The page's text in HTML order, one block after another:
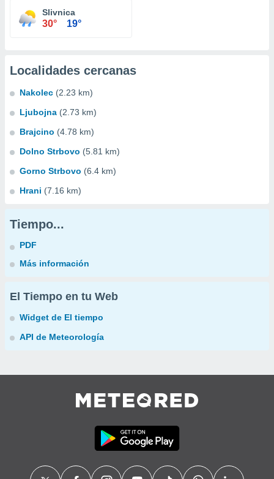
Slivnica
30° 19°
Localidades cercanas
Nakolec (2.23 km)
Ljubojna (2.73 km)
Brajcino (4.78 km)
Dolno Strbovo (5.81 km)
Gorno Strbovo (6.4 km)
Hrani (7.16 km)
Tiempo...
PDF
Más información
El Tiempo en tu Web
Widget de El tiempo
API de Meteorología